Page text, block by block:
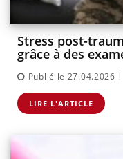
Stress post-
grâce à des
Publié le 27.04.2026 |
LIRE L'ARTICLE